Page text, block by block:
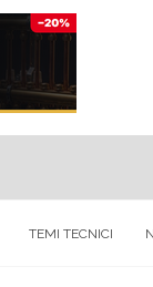
TEMI TECNICI